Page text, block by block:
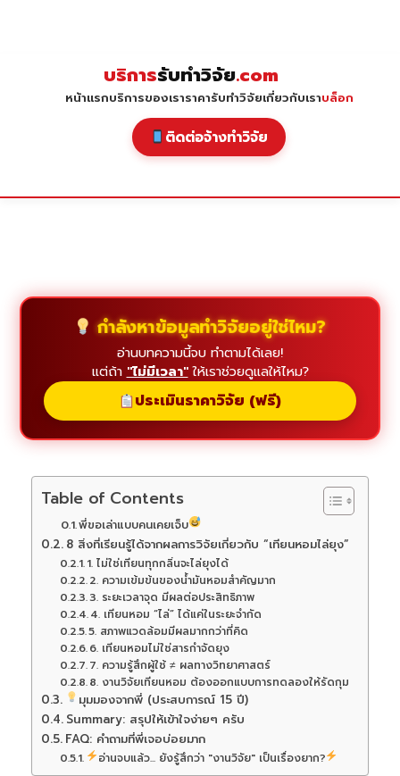
บริการรับทำวิจัย.com
หน้าแรกบริการของเราราคารับทำวิจัยเกี่ยวกับเราบล็อก
ติดต่อจ้างทำวิจัย
กำลังหาข้อมูลทำวิจัยอยู่ใช่ไหม?
อ่านบทความนี้จบ ทำตามได้เลย!
แต่ถ้า "ไม่มีเวลา"ให้เราช่วยดูแลให้ไหม?
ประเมินราคาวิจัย (ฟรี)
Table of Contents
พี่ขอเล่าแบบคนเคยเจ็บ
8 สิ่งที่เรียนรู้ได้จากผลการวิจัยเกี่ยวกับ “เทียนหอมไล่ยุง”
1. ไม่ใช่เทียนทุกกลิ่นจะไล่ยุงได้
2. ความเข้มข้นของน้ำมันหอมสำคัญมาก
3. ระยะเวลาจุด มีผลต่อประสิทธิภาพ
4. เทียนหอม “ไล่” ได้แค่ในระยะจำกัด
5. สภาพแวดล้อมมีผลมากกว่าที่คิด
6. เทียนหอมไม่ใช่สารกำจัดยุง
7. ความรู้สึกผู้ใช้ ≠ ผลทางวิทยาศาสตร์
8. งานวิจัยเทียนหอม ต้องออกแบบการทดลองให้รัดกุม
มุมมองจากพี่ (ประสบการณ์ 15 ปี)
Summary: สรุปให้เข้าใจง่ายๆ ครับ
FAQ: คำถามที่พี่เจอบ่อยมาก
อ่านจบแล้ว... ยังรู้สึกว่า "งานวิจัย" เป็นเรื่องยาก?